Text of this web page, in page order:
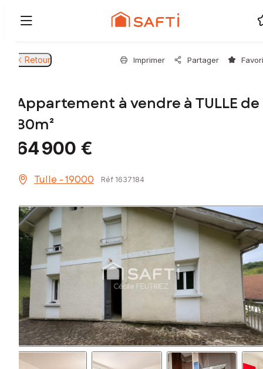
Retour Imprimer Partager
Appartement à vendre à TULLE de
80m²
64 900 €
Tulle - 19000 Réf 1637184